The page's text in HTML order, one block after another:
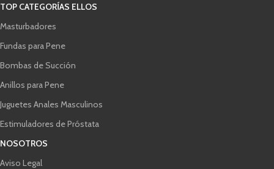
TOP CATEGORÍAS ELLOS
Masturbadores
Fundas para Pene
Bombas de Succión
Anillos para Pene
Juguetes Anales Masculinos
Estimuladores de Próstata
NOSOTROS
Aviso Legal